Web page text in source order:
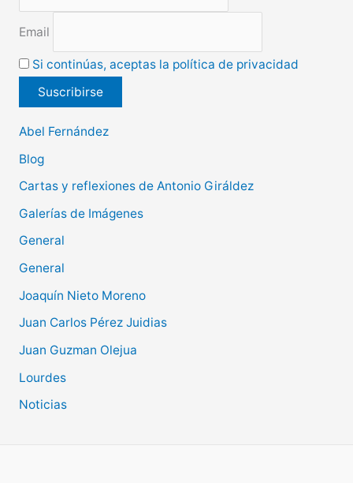
Email
Si continúas, aceptas la política de privacidad
Abel Fernández
Blog
Cartas y reflexiones de Antonio Giráldez
Galerías de Imágenes
General
General
Joaquín Nieto Moreno
Juan Carlos Pérez Juidias
Juan Guzman Olejua
Lourdes
Noticias